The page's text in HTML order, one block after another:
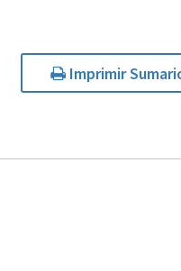
Imprimir